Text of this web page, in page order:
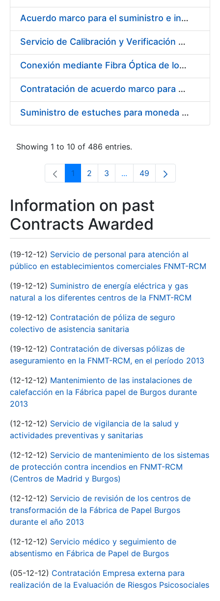
Acuerdo marco para el suministro e instalación de persianas, estores y otros complementos
Servicio de Calibración y Verificación Externa de los Equipos de Medición del Servicio de Prevención de la FNMT-RCM
Conexión mediante Fibra Óptica de los Centros de Proceso de Datos (CPDs) de las sedes de la FNMT-RCM de Burgos y Madrid
Contratación de acuerdo marco para el Suministro de Material de Electricidad para la Fábrica Nacional de Moneda y Timbre-Real Casa de la Moneda en su centro de trabajo de Burgos
Suministro de estuches para moneda de 30 €
Showing 1 to 10 of 486 entries.
Page
1 Page
2 Page
3 ...Intermediate Pages Use
Page
49
Information on past
Contracts Awarded
(19-12-12) Servicio de personal para atención al
público en establecimientos comerciales FNMT-RCM
(19-12-12) Suministro de energía eléctrica y gas
natural a los diferentes centros de la FNMT-RCM
(19-12-12) Contratación de póliza de seguro
colectivo de asistencia sanitaria
(19-12-12) Contratación de diversas pólizas de
aseguramiento en la FNMT-RCM, en el período 2013
(12-12-12) Mantenimiento de las instalaciones de
calefacción en la Fábrica papel de Burgos durante
2013
(12-12-12) Servicio de vigilancia de la salud y
actividades preventivas y sanitarias
(12-12-12) Servicio de mantenimiento de los sistemas
de protección contra incendios en FNMT-RCM
(Centros de Madrid y Burgos)
(12-12-12) Servicio de revisión de los centros de
transformación de la Fábrica de Papel Burgos
durante el año 2013
(12-12-12) Servicio médico y seguimiento de
absentismo en Fábrica de Papel de Burgos
(05-12-12) Contratación Empresa externa para
realización de la Evaluación de Riesgos Psicosociales